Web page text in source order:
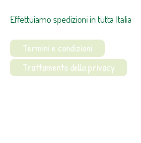
Effettuiamo spedizioni in tutta Italia
Termini e condizioni
Trattamento della privacy